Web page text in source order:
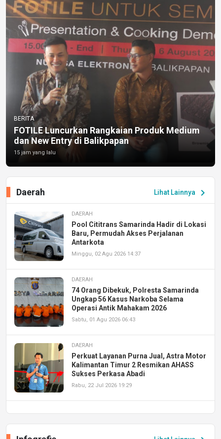
BERITA
FOTILE Luncurkan Rangkaian Produk Medium
dan New Entry di Balikpapan
15 jam yang lalu
Lihat Lainnya chevron_right
Daerah
DAERAH
Pool Cititrans Samarinda Hadir di Lokasi
Baru, Permudah Akses Perjalanan
Antarkota
Minggu, 02 Agu 2026 14:37
DAERAH
74 Orang Dibekuk, Polresta Samarinda
Ungkap 56 Kasus Narkoba Selama
Operasi Antik Mahakam 2026
Sabtu, 01 Agu 2026 06:43
DAERAH
Perkuat Layanan Purna Jual, Astra Motor
Kalimantan Timur 2 Resmikan AHASS
Sukses Perkasa Abadi
Rabu, 22 Jul 2026 19:29